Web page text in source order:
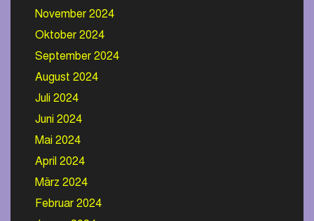
November 2024
Oktober 2024
September 2024
August 2024
Juli 2024
Juni 2024
Mai 2024
April 2024
März 2024
Februar 2024